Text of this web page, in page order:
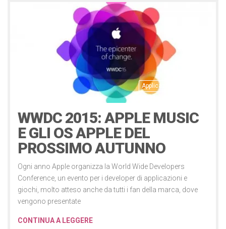
Applicazioni
WWDC 2015: APPLE MUSIC
E GLI OS APPLE DEL
PROSSIMO AUTUNNO
Ogni anno Apple organizza la World Wide Developers
Conference, un evento per i developer di applicazioni e
giochi, molto atteso anche da tutti i fan della marca, dove
vengono presentate
CONTINUA A LEGGERE